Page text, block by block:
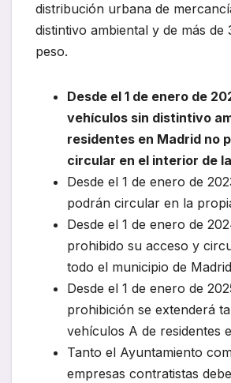
distribución urbana de
distintivo ambiental y de más de
peso.
Desde el 1 de enero de
vehículos sin distintivo
residentes en Madrid no
circular en el interior de
Desde el 1 de enero de
podrán circular en la
Desde el 1 de enero de
prohibido su acceso y
todo el municipio de
Desde el 1 de enero de
prohibición se extenderá
vehículos A de residentes
Tanto el Ayuntamiento
empresas contratistas